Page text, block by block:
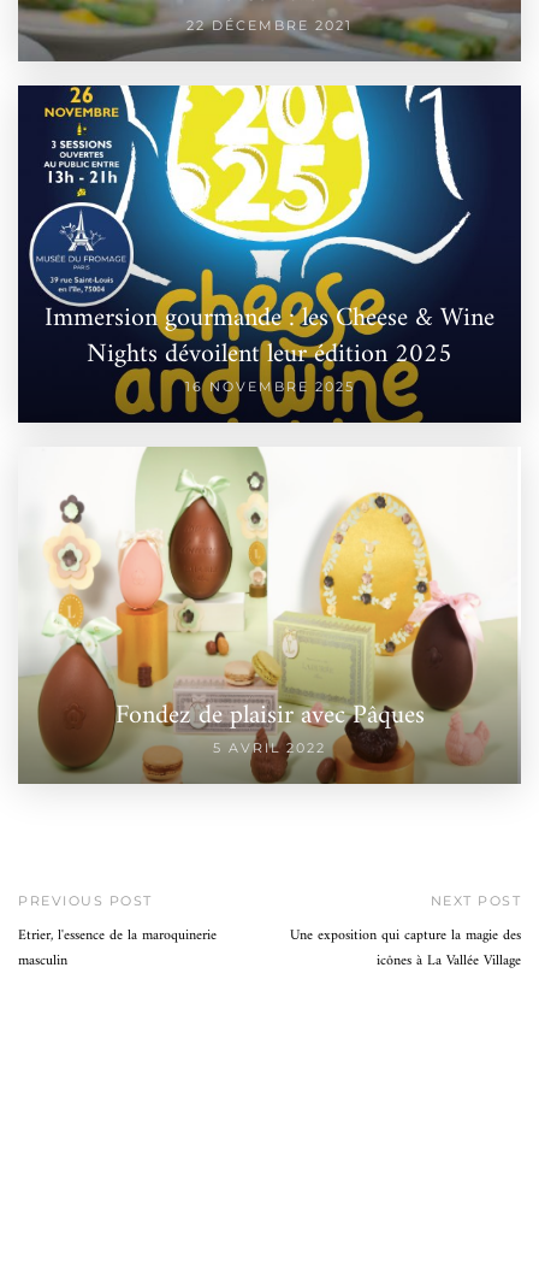
22 DÉCEMBRE 2021
Immersion gourmande : les Cheese & Wine
Nights dévoilent leur édition 2025
16 NOVEMBRE 2025
Fondez de plaisir avec Pâques
5 AVRIL 2022
PREVIOUS POST
Etrier, l'essence de la maroquinerie
masculin
NEXT POST
Une exposition qui capture la magie des
icônes à La Vallée Village